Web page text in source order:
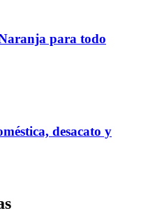
para todo
desacato y